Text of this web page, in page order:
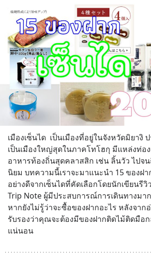
เมืองเซ็นได  เป็นเมืองที่อยู่ในจังหวัดมิยางิ
เป็นเมืองใหญ่สุดในภาคโทโฮกุ มีแหล่งท่อ
อาหารท้องถิ่นสุดคลาสสิก เช่น ลิ้นวัว ไปจ
นิยม บทความนี้เราจะมาแนะนำ 15 ของฝ
อย่างดีจากเซ็นไดที่คัดเลือกโดยนักเขียนรีวิ
Trip Note ผู้มีประสบการณ์การเดินทางมา
หากยังไม่รู้ว่าจะซื้อของฝากอะไร หลังจา
รับรองว่าคุณจะต้องมีของฝากติดไม้ติดมือ
แน่นอน